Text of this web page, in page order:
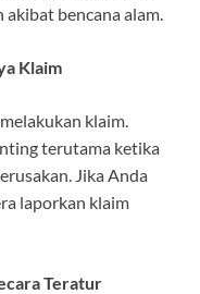
bencana alam.
Klaim
klaim.
terutama ketika
Jika Anda
laporkan klaim
Teratur